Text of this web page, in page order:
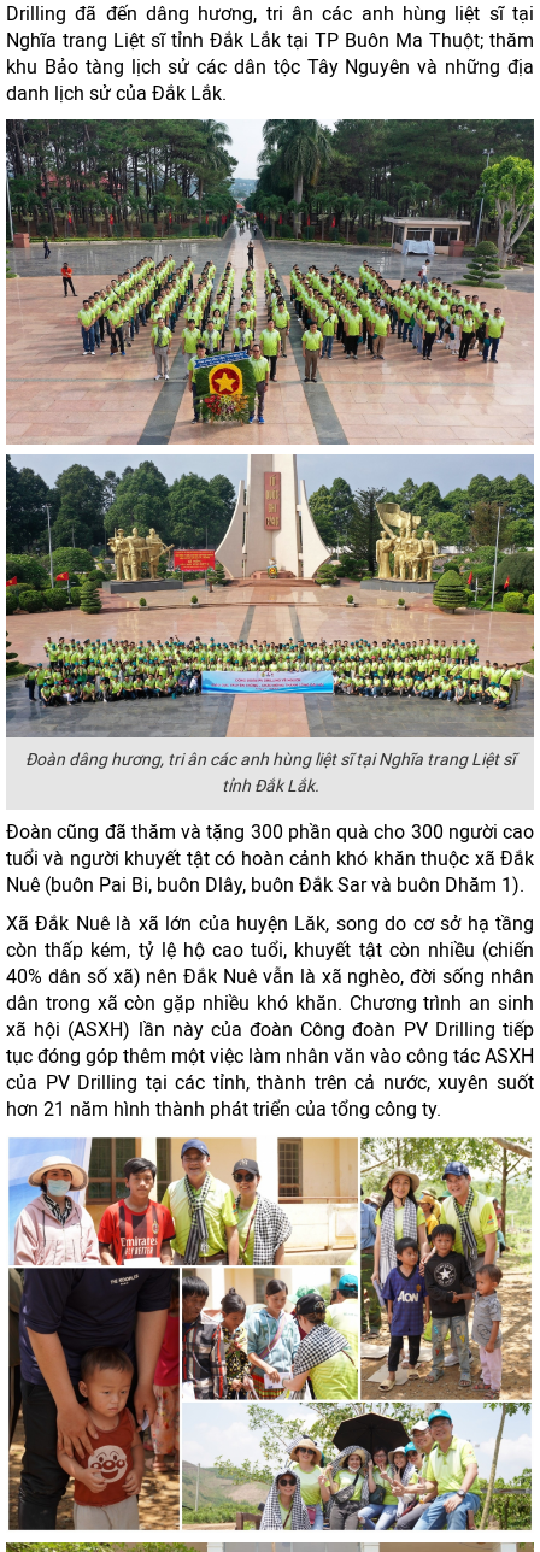
Drilling đã đến dâng hương, tri ân các anh hùng liệt sĩ tại
Nghĩa trang Liệt sĩ tỉnh Đắk Lắk tại TP Buôn Ma Thuột; thăm
khu Bảo tàng lịch sử các dân tộc Tây Nguyên và những địa
danh lịch sử của Đắk Lắk.
Đoàn dâng hương, tri ân các anh hùng liệt sĩ tại Nghĩa trang Liệt sĩ
tỉnh Đắk Lắk.
Đoàn cũng đã thăm và tặng 300 phần quà cho 300 người cao
tuổi và người khuyết tật có hoàn cảnh khó khăn thuộc xã Đắk
Nuê (buôn Pai Bi, buôn Dlây, buôn Đắk Sar và buôn Dhăm 1).
Xã Đắk Nuê là xã lớn của huyện Lăk, song do cơ sở hạ tầng
còn thấp kém, tỷ lệ hộ cao tuổi, khuyết tật còn nhiều (chiến
40% dân số xã) nên Đắk Nuê vẫn là xã nghèo, đời sống nhân
dân trong xã còn gặp nhiều khó khăn. Chương trình an sinh
xã hội (ASXH) lần này của đoàn Công đoàn PV Drilling tiếp
tục đóng góp thêm một việc làm nhân văn vào công tác ASXH
của PV Drilling tại các tỉnh, thành trên cả nước, xuyên suốt
hơn 21 năm hình thành phát triển của tổng công ty.